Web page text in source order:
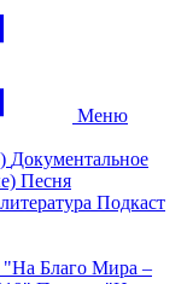
Меню
Документальное
Песня
Подкаст
Благо Мира –